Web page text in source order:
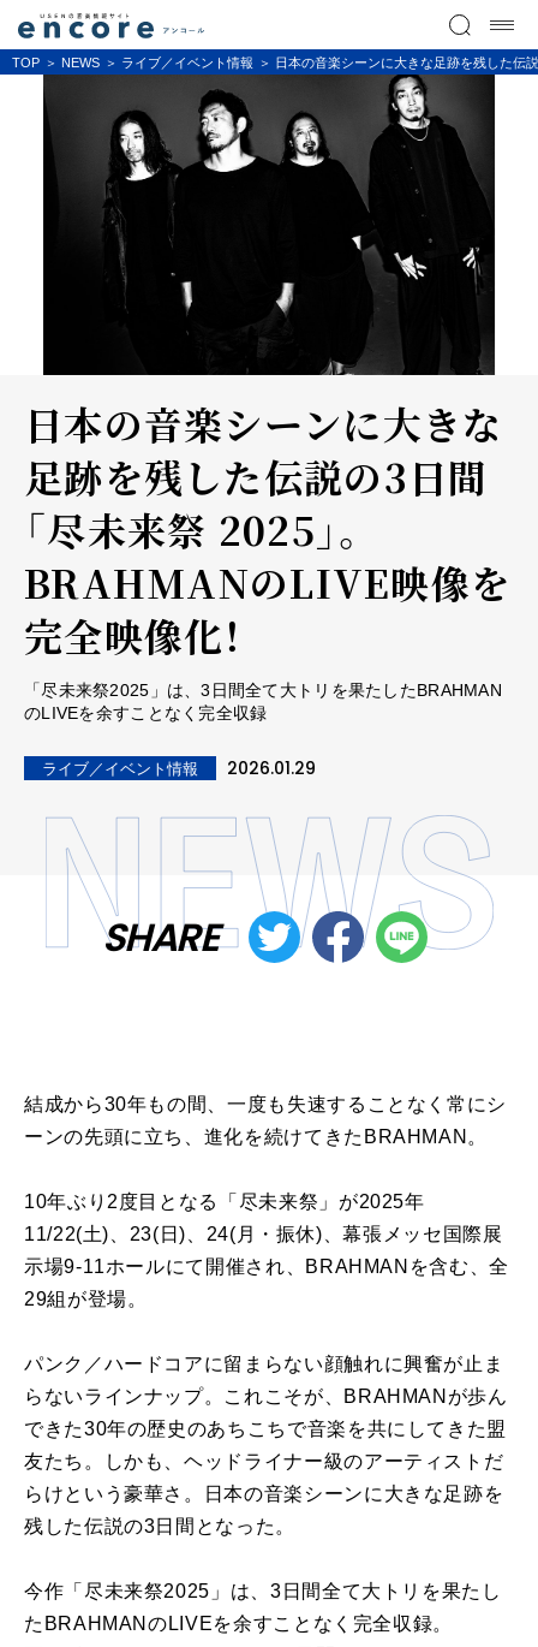
TOP NEWS ライブ／イベント情報 日本の音楽シーンに大きな足跡を残した伝
日本の音楽シーンに大きな
足跡を残した伝説の3日間
「尽未来祭 2025」。
BRAHMANのLIVE映像を
完全映像化！
「尽未来祭2025」は、3日間全て大トリを果たしたBRAHMAN
のLIVEを余すことなく完全収録
ライブ／イベント情報 2026.01.29
SHARE
結成から30年もの間、一度も失速することなく常にシ
ーンの先頭に立ち、進化を続けてきたBRAHMAN。
10年ぶり2度目となる「尽未来祭」が2025年
11/22(土)、23(日)、24(月・振休)、幕張メッセ国際展
示場9-11ホールにて開催され、BRAHMANを含む、全
29組が登場。
パンク／ハードコアに留まらない顔触れに興奮が止ま
らないラインナップ。これこそが、BRAHMANが歩ん
できた30年の歴史のあちこちで音楽を共にしてきた盟
友たち。しかも、ヘッドライナー級のアーティストだ
らけという豪華さ。日本の音楽シーンに大きな足跡を
残した伝説の3日間となった。
今作「尽未来祭2025」は、3日間全て大トリを果たし
たBRAHMANのLIVEを余すことなく完全収録。